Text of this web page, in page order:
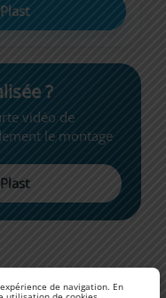
de navigation. En
?
vidéo de
le montage